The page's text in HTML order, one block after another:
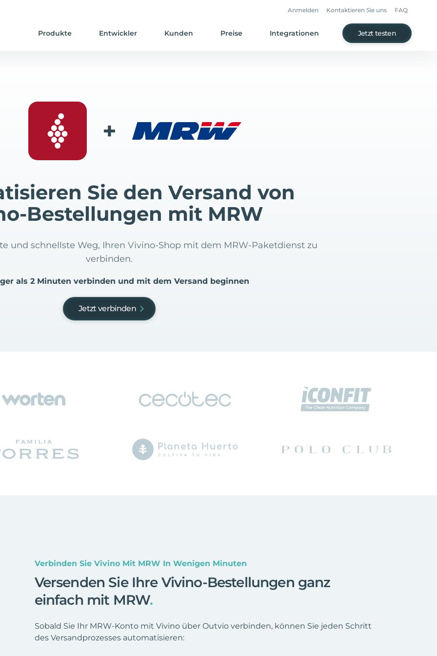
Anmelden Kontaktieren Sie uns FAQ
Produkte Entwickler Kunden Preise Integrationen Jetzt testen
+
Sie den Versand von
Bestellungen mit MRW
und schnellste Weg, Ihren Vivino-Shop mit dem MRW-Paketdienst zu
verbinden.
als 2 Minuten verbinden und mit dem Versand beginnen
Jetzt verbinden
Verbinden Sie Vivino Mit MRW In Wenigen Minuten
Versenden Sie Ihre Vivino-Bestellungen ganz
einfach mit MRW.
Sobald Sie Ihr MRW-Konto mit Vivino über Outvio verbinden, können Sie jeden Schritt
des Versandprozesses automatisieren: